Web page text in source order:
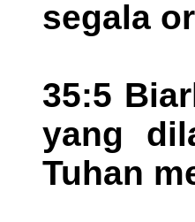
segala
35:5
yang
Tuhan